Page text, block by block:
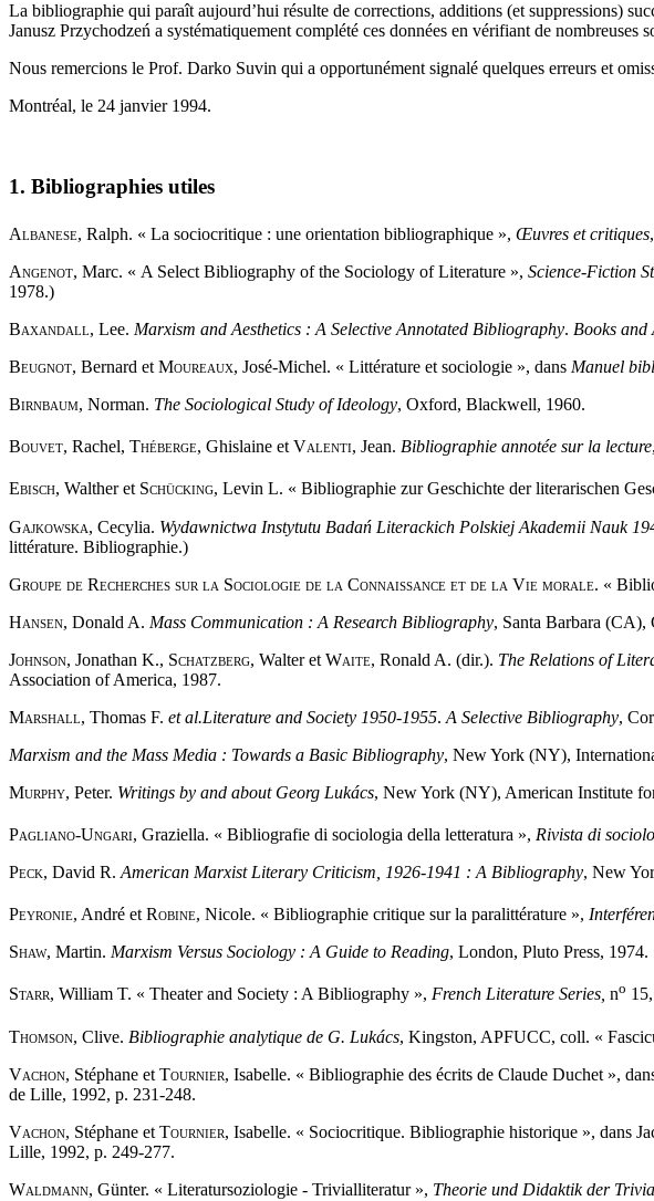
La bibliographie qui paraît aujourd’hui résulte de corrections, additions (et suppressions)
Janusz Przychodzeń a systématiquement complété ces données en vérifiant de nombreuses
Nous remercions le Prof. Darko Suvin qui a opportunément signalé quelques erreurs et
Montréal, le 24 janvier 1994.
1. Bibliographies utiles
Albanese, Ralph. « La sociocritique : une orientation bibliographique », Œuvres et critiques
Angenot, Marc. « A Select Bibliography of the Sociology of Literature », Science-Fiction
1978.)
Baxandall, Lee. Marxism and Aesthetics : A Selective Annotated Bibliography. Books and
Beugnot, Bernard et Moureaux, José-Michel. « Littérature et sociologie », dans Manuel
Birnbaum, Norman. The Sociological Study of Ideology, Oxford, Blackwell, 1960.
Bouvet, Rachel, Théberge, Ghislaine et Valenti, Jean. Bibliographie annotée sur la lecture
Ebisch, Walther et Schücking, Levin L. « Bibliographie zur Geschichte der literarischen
Gajkowska, Cecylia. Wydawnictwa Instytutu Badań Literackich Polskiej Akademii Nauk
littérature. Bibliographie.)
Groupe de Recherches sur la Sociologie de la Connaissance et de la Vie morale. «
Hansen, Donald A. Mass Communication : A Research Bibliography, Santa Barbara (CA),
Johnson, Jonathan K., Schatzberg, Walter et Waite, Ronald A. (dir.). The Relations of
Association of America, 1987.
Marshall, Thomas F. et al.Literature and Society 1950-1955. A Selective Bibliography,
Marxism and the Mass Media : Towards a Basic Bibliography, New York (NY),
Murphy, Peter. Writings by and about Georg Lukács, New York (NY), American Institute
Pagliano-Ungari, Graziella. « Bibliografie di sociologia della letteratura », Rivista di
Peck, David R. American Marxist Literary Criticism, 1926-1941 : A Bibliography, New
Peyronie, André et Robine, Nicole. « Bibliographie critique sur la paralittérature »,
Shaw, Martin. Marxism Versus Sociology : A Guide to Reading, London, Pluto Press, 1974.
Starr, William T. « Theater and Society : A Bibliography », French Literature Series, no
Thomson, Clive. Bibliographie analytique de G. Lukács, Kingston, APFUCC, coll. «
Vachon, Stéphane et Tournier, Isabelle. « Bibliographie des écrits de Claude Duchet »,
de Lille, 1992, p. 231-248.
Vachon, Stéphane et Tournier, Isabelle. « Sociocritique. Bibliographie historique », dans
Lille, 1992, p. 249-277.
Waldmann, Günter. « Literatursoziologie - Trivialliteratur », Theorie und Didaktik der